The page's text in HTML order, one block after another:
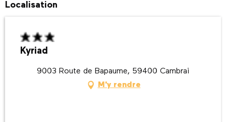
Localisation
Kyriad
9003 Route de Bapaume, 59400 Cambrai
M'y rendre